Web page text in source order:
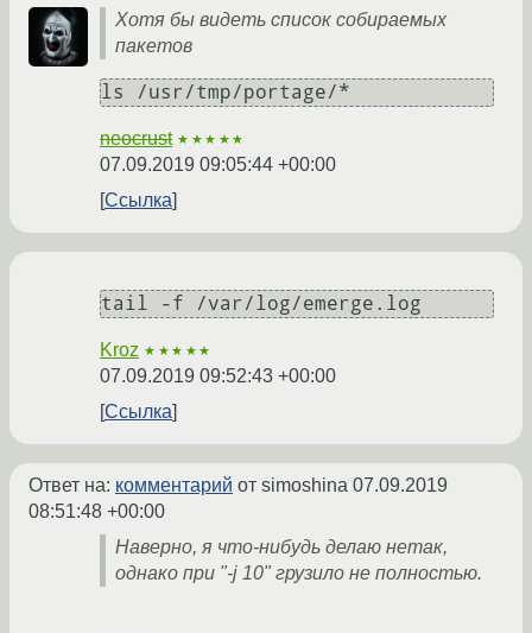
Хотя бы видеть список собираемых
пакетов
ls /usr/tmp/portage/*
neocrust ★★★★★
07.09.2019 09:05:44 +00:00
Ссылка
Kroz ★★★★★
07.09.2019 09:52:43 +00:00
Ссылка
Ответ на: комментарий от simoshina 07.09.2019
08:51:48 +00:00
Наверно, я что-нибудь делаю нетак,
однако при "-j 10" грузило не полностью.